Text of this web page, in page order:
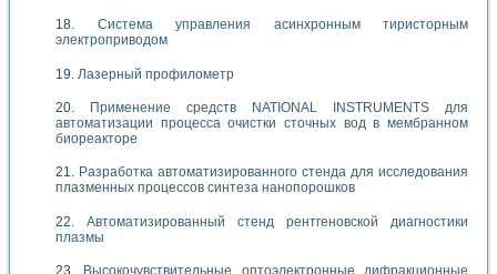
Система управления асинхронным тиристорным
электроприводом
Лазерный профилометр
Применение средств NATIONAL INSTRUMENTS для
автоматизации процесса очистки сточных вод в мембранном
биореакторе
Разработка автоматизированного стенда для исследования
плазменных процессов синтеза нанопорошков
Автоматизированный стенд рентгеновской диагностики
плазмы
Высокочувствительные оптоэлектронные дифракционные